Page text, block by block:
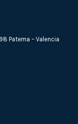
Paterna – Valencia